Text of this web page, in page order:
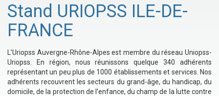
Stand URIOPSS ILE-DE-
FRANCE
L’Uriopss Auvergne-Rhône-Alpes est membre du réseau Uniopss-
Uriopss. En région, nous réunissons quelque 340 adhérents
représentant un peu plus de 1000 établissements et services. Nos
adhérents recouvrent les secteurs du grand-âge, du handicap, du
domicile, de la protection de l’enfance, du champ de la lutte contre